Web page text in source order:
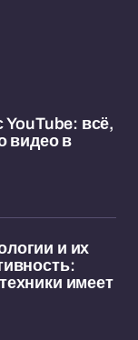
YouTube: всё,
видео в
и их
имеет